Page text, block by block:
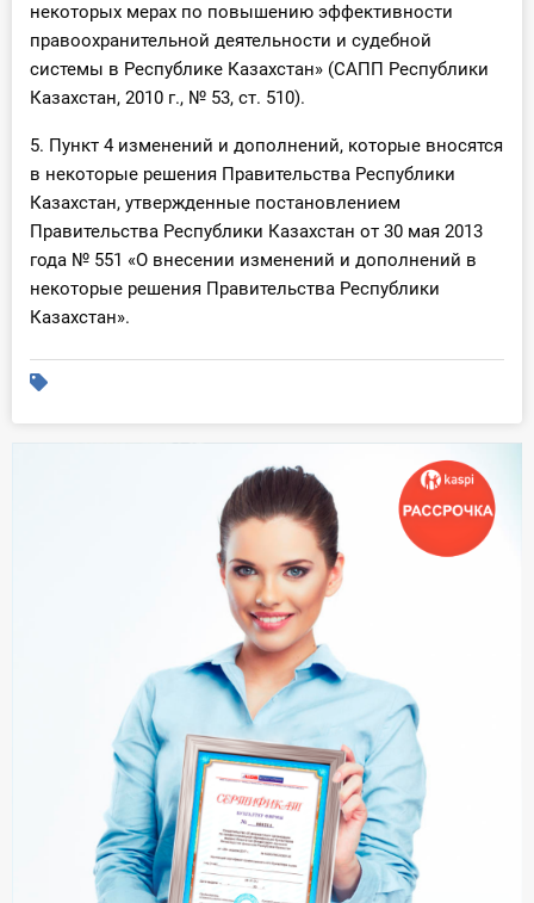
некоторых мерах по повышению эффективности
правоохранительной деятельности и судебной
системы в Республике Казахстан» (САПП Республики
Казахстан, 2010 г., № 53, ст. 510).
5. Пункт 4 изменений и дополнений, которые вносятся
в некоторые решения Правительства Республики
Казахстан, утвержденные постановлением
Правительства Республики Казахстан от 30 мая 2013
года № 551 «О внесении изменений и дополнений в
некоторые решения Правительства Республики
Казахстан».